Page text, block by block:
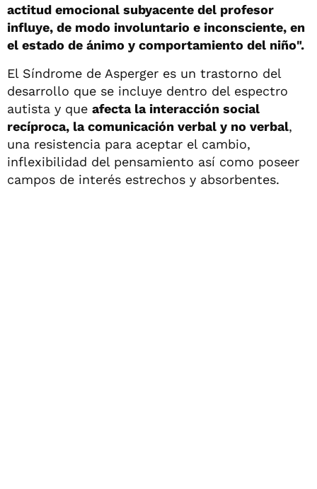
actitud emocional subyacente del profesor
influye, de modo involuntario e inconsciente, en
el estado de ánimo y comportamiento del niño".
El Síndrome de Asperger es un trastorno del
desarrollo que se incluye dentro del espectro
autista y que afecta la interacción social
recíproca, la comunicación verbal y no verbal,
una resistencia para aceptar el cambio,
inflexibilidad del pensamiento así como poseer
campos de interés estrechos y absorbentes.